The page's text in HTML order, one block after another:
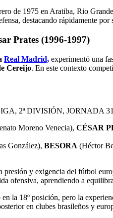
de 1975 en Aratiba, Rio
destacando rápidamente
Prates (1996-1997)
Real Madrid, experimentó una
Cereijo. En este contexto
2ª DIVISIÓN, JORNADA
Moreno Venecia), CÉSAR
González), BESORA (Héctor
presión y exigencia del fútbol
ofensiva, aprendiendo a
la 18º posición, pero la
en clubes brasileños y